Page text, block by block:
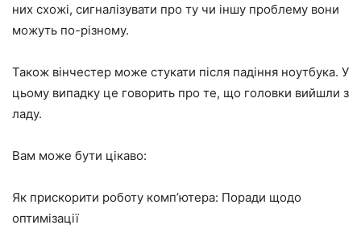
них схожі, сигналізувати про ту чи іншу проблему вони
можуть по-різному.
Також вінчестер може стукати після падіння ноутбука. У
цьому випадку це говорить про те, що головки вийшли з
ладу.
Вам може бути цікаво:
Як прискорити роботу комп’ютера: Поради щодо
оптимізації